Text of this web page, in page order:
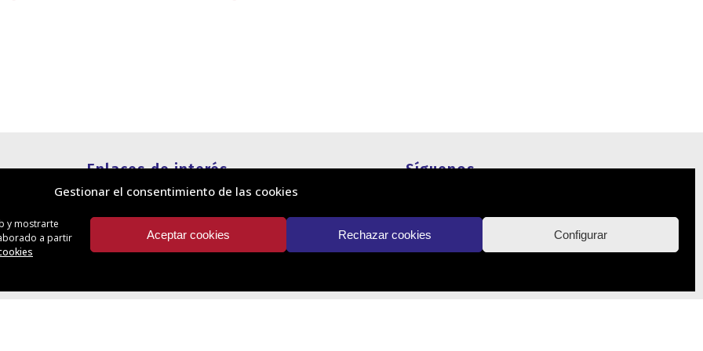
Gestionar el consentimiento de las cookies
y mostrarte
a partir
Aceptar cookies Rechazar cookies Configurar
Enlaces de interés
Política de cookies
Política de privacidad
Información legal
Canal de denuncias
Síguenos
Contacto